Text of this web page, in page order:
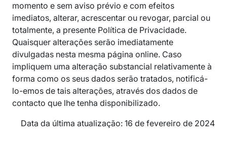
momento e sem aviso prévio e com efeitos
imediatos, alterar, acrescentar ou revogar, parcial ou
totalmente, a presente Política de Privacidade.
Quaisquer alterações serão imediatamente
divulgadas nesta mesma página online. Caso
impliquem uma alteração substancial relativamente à
forma como os seus dados serão tratados, notificá-
lo-emos de tais alterações, através dos dados de
contacto que lhe tenha disponibilizado.
Data da última atualização: 16 de fevereiro de 2024